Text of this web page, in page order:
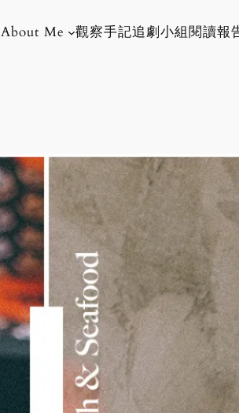
About Me 觀察手記追劇小組閱讀報